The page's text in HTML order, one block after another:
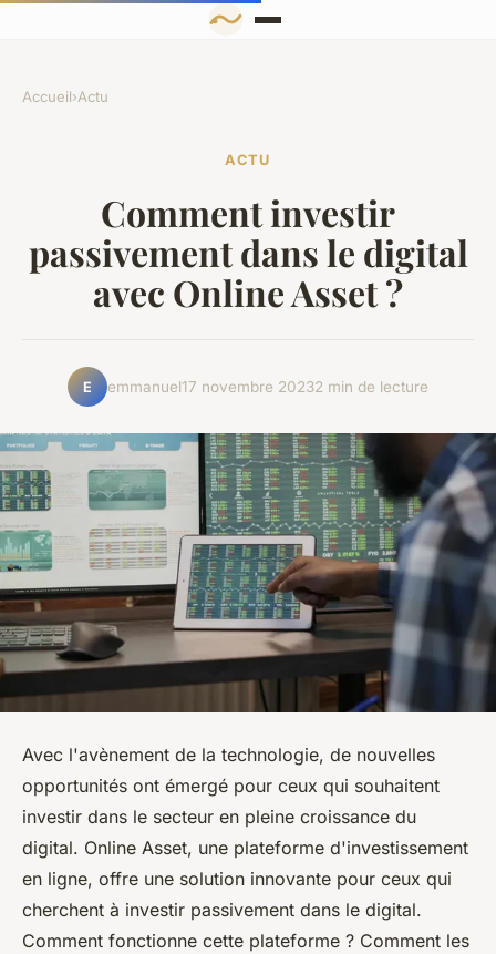
Accueil›Actu
ACTU
Comment investir
passivement dans le digital
avec Online Asset ?
E emmanuel17 novembre 20232 min de lecture
Avec l'avènement de la technologie, de nouvelles
opportunités ont émergé pour ceux qui souhaitent
investir dans le secteur en pleine croissance du
digital. Online Asset, une plateforme d'investissement
en ligne, offre une solution innovante pour ceux qui
cherchent à investir passivement dans le digital.
Comment fonctionne cette plateforme ? Comment les